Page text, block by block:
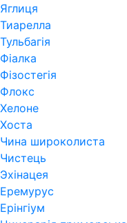
Яглиця
Тиарелла
Тульбагія
Фіалка
Фізостегія
Флокс
Хелоне
Хоста
Чина широколиста
Чистець
Эхінацея
Еремурус
Ерінгіум